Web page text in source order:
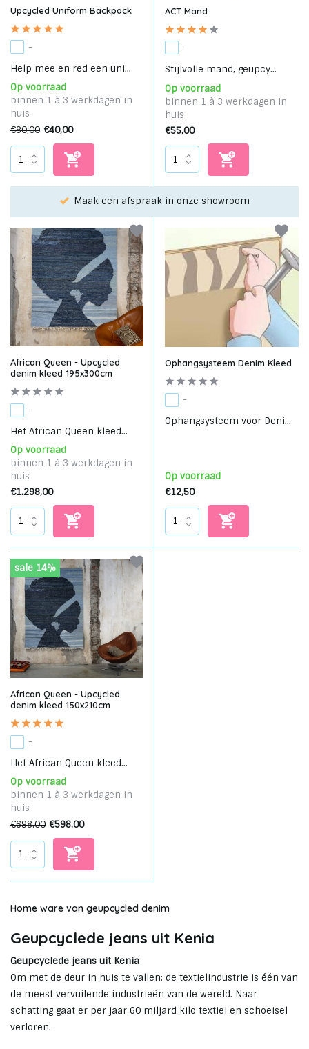
Upcycled Uniform Backpack
-
Help mee en red een uni...
Op voorraad
binnen 1 à 3 werkdagen in
huis
€80,00 €40,00
ACT Mand
-
Stijlvolle mand, geupcy...
Op voorraad
binnen 1 à 3 werkdagen in
huis
€55,00
in onze showroom Kies je favoriet met de
African Queen - Upcycled
denim kleed 195x300cm
-
Het African Queen kleed...
Op voorraad
binnen 1 à 3 werkdagen in
huis
€1.298,00
Ophangsysteem Denim Kleed
-
Ophangsysteem voor Deni...
Op voorraad
€12,50
sale 14%
African Queen - Upcycled
denim kleed 150x210cm
-
Het African Queen kleed...
Op voorraad
binnen 1 à 3 werkdagen in
huis
€698,00 €598,00
Home ware van geupcycled denim
Geupcyclede jeans uit Kenia
Geupcyclede jeans uit Kenia
Om met de deur in huis te vallen: de textielindustrie is één van
de meest vervuilende industrieën van de wereld. Naar
schatting gaat er per jaar 60 miljard kilo textiel en schoeisel
verloren.